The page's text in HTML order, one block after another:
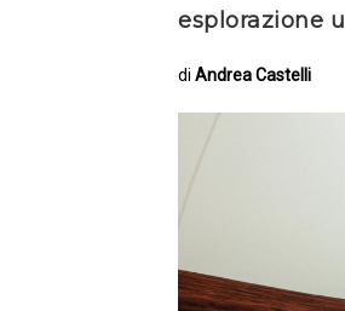
esplorazione
di Andrea Castelli